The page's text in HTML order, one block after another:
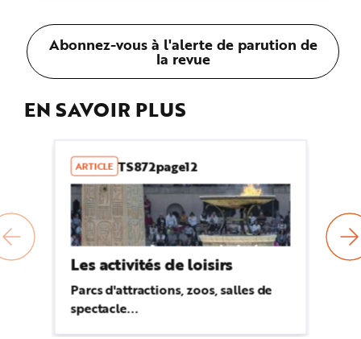
Abonnez-vous à l'alerte de parution de
la revue
EN SAVOIR PLUS
ARTICLE TS872page12
Les activités de loisirs
Parcs d'attractions, zoos, salles de
spectacle...